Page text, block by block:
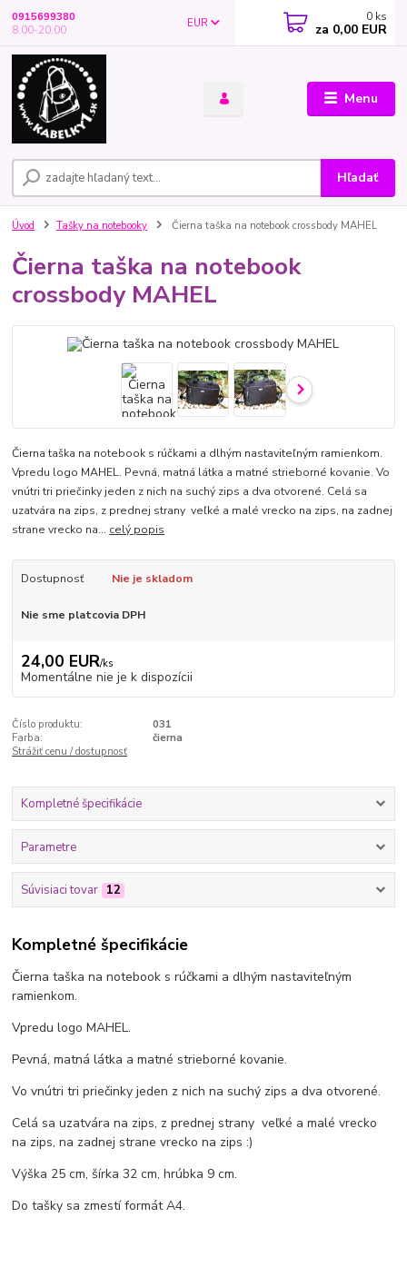
Menu
EUR
Hľadať
0915699380
8.00-20.00
0 ks
za 0,00 EUR
Úvod Tašky na notebooky Čierna taška na notebook crossbody MAHEL
Čierna taška na notebook
crossbody MAHEL
Čierna taška na notebook s rúčkami a dlhým nastaviteľným ramienkom.
Vpredu logo MAHEL. Pevná, matná látka a matné strieborné kovanie. Vo
vnútri tri priečinky jeden z nich na suchý zips a dva otvorené. Celá sa
uzatvára na zips, z prednej strany veľké a malé vrecko na zips, na zadnej
strane vrecko na... celý popis
Dostupnosť Nie je skladom
Nie sme platcovia DPH
24,00 EUR/ks
Momentálne nie je k dispozícii
Číslo produktu:
031
Farba:
čierna
Strážiť cenu / dostupnosť
Kompletné špecifikácie
Parametre
Súvisiaci tovar 12
Kompletné špecifikácie
Čierna taška na notebook s rúčkami a dlhým nastaviteľným
ramienkom.
Vpredu logo MAHEL.
Pevná, matná látka a matné strieborné kovanie.
Vo vnútri tri priečinky jeden z nich na suchý zips a dva otvorené.
Celá sa uzatvára na zips, z prednej strany veľké a malé vrecko
na zips, na zadnej strane vrecko na zips :)
Výška 25 cm, šírka 32 cm, hrúbka 9 cm.
Do tašky sa zmestí formát A4.